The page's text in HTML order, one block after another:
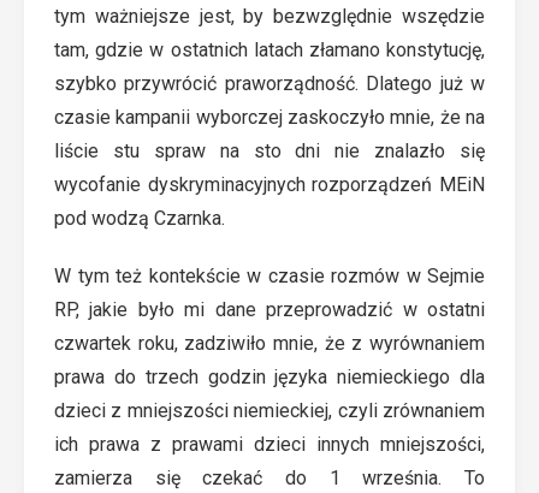
tym ważniejsze jest, by bezwzględnie wszędzie
tam, gdzie w ostatnich latach złamano konstytucję,
szybko przywrócić praworządność. Dlatego już w
czasie kampanii wyborczej zaskoczyło mnie, że na
liście stu spraw na sto dni nie znalazło się
wycofanie dyskryminacyjnych rozporządzeń MEiN
pod wodzą Czarnka.
W tym też kontekście w czasie rozmów w Sejmie
RP, jakie było mi dane przeprowadzić w ostatni
czwartek roku, zadziwiło mnie, że z wyrównaniem
prawa do trzech godzin języka niemieckiego dla
dzieci z mniejszości niemieckiej, czyli zrównaniem
ich prawa z prawami dzieci innych mniejszości,
zamierza się czekać do 1 września. To